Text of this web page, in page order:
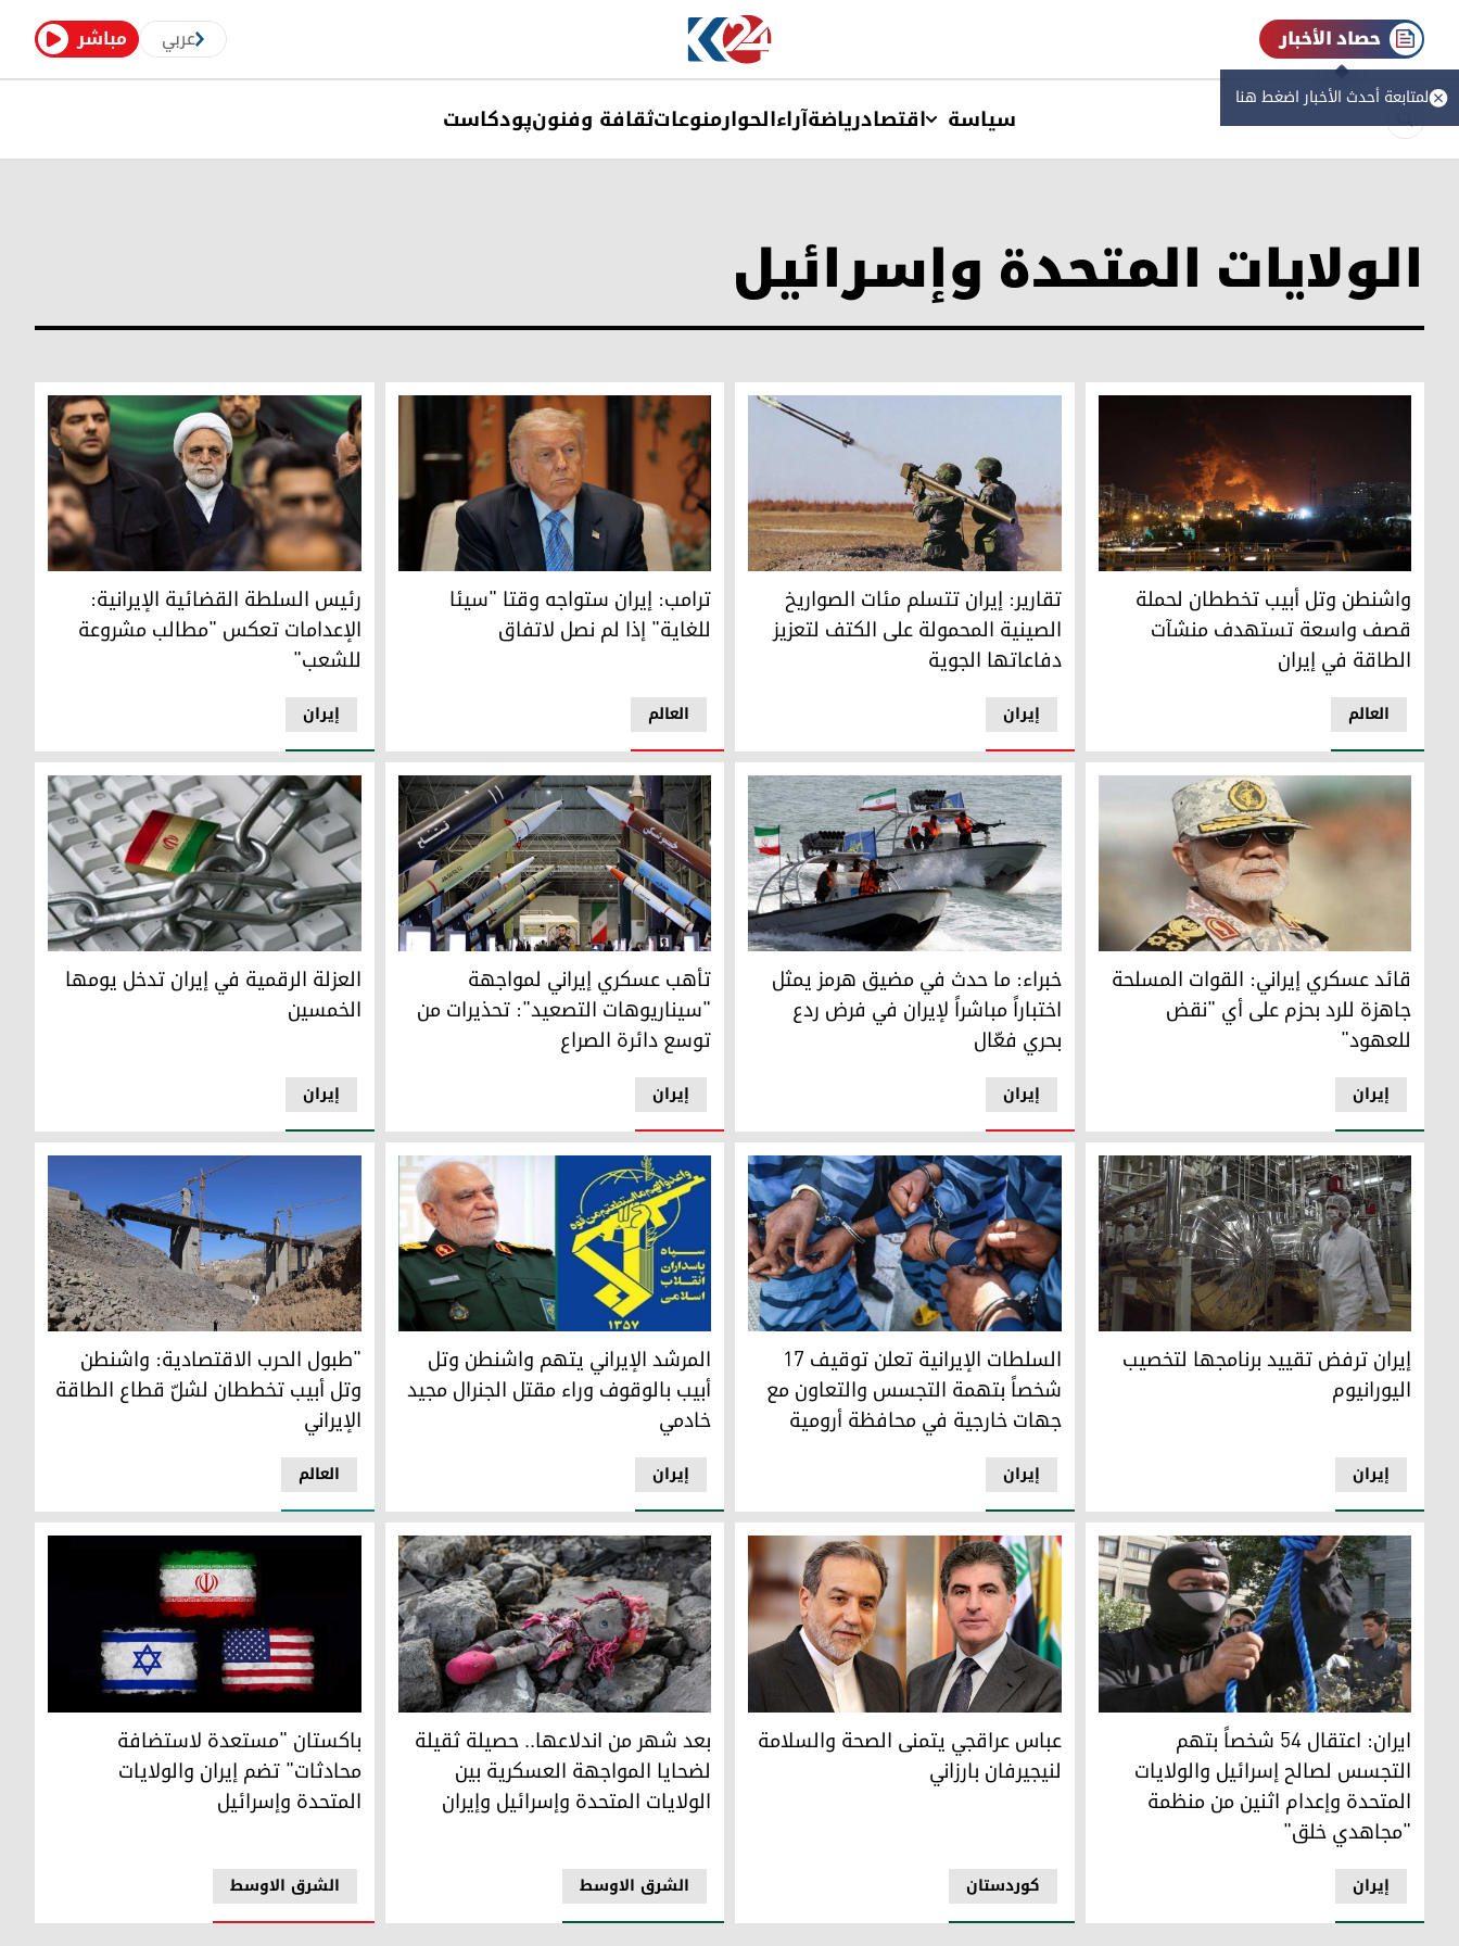
مباشر عربي حصاد الأخبار
لمتابعة أحدث الأخبار اضغط هنا
سیاسة اقتصادریاضةآراءالحوارمنوعاتثقافة وفنونپودکاست
الولايات المتحدة وإسرائيل
واشنطن وتل أبيب تخططان لحملة قصف واسعة تستهدف منشآت الطاقة في إيران
العالم
واشنطن وتل أبيب تخططان لحملة
قصف واسعة تستهدف منشآت
الطاقة في إيران
تقارير: إيران تتسلم مئات الصواريخ الصينية المحمولة على الكتف لتعزيز دفاعاتها الجوية
إيران
تقارير: إيران تتسلم مئات الصواريخ
الصينية المحمولة على الكتف لتعزيز
دفاعاتها الجوية
ترامب: إيران ستواجه وقتا "سيئا للغاية" إذا لم نصل لاتفاق
العالم
ترامب: إيران ستواجه وقتا "سيئا
للغاية" إذا لم نصل لاتفاق
محسني إيجئي، رئيس السلطة القضائية الإيرانية
إيران
رئيس السلطة القضائية الإيرانية:
الإعدامات تعكس "مطالب مشروعة
للشعب"
قائد مقر "خاتم الأنبياء" اللواء علي عبد اللهي
إيران
قائد عسكري إيراني: القوات المسلحة
جاهزة للرد بحزم على أي "نقض
للعهود"
خبراء: ما حدث في مضيق هرمز يمثل اختباراً مباشراً لإيران في فرض ردع بحري فعّال
إيران
خبراء: ما حدث في مضيق هرمز يمثل
اختباراً مباشراً لإيران في فرض ردع
بحري فعّال
تأهب عسكري إيراني لمواجهة "سيناريوهات التصعيد": تحذيرات من توسع دائرة الصراع
إيران
تأهب عسكري إيراني لمواجهة
"سيناريوهات التصعيد": تحذيرات من
توسع دائرة الصراع
العزلة الرقمية في إيران تدخل يومها الخمسين
إيران
العزلة الرقمية في إيران تدخل يومها
الخمسين
إيران ترفض تقييد برنامجها لتخصيب اليورانيوم
إيران
إيران ترفض تقييد برنامجها لتخصيب
اليورانيوم
السلطات الإيرانية تعلن توقيف 17 شخصاً بتهمة التجسس والتعاون مع جهات خارجية في محافظة أرومية
إيران
السلطات الإيرانية تعلن توقيف 17
شخصاً بتهمة التجسس والتعاون مع
جهات خارجية في محافظة أرومية
المرشد الإيراني يتهم واشنطن وتل أبيب بالوقوف وراء مقتل الجنرال مجيد خادمي
إيران
المرشد الإيراني يتهم واشنطن وتل
أبيب بالوقوف وراء مقتل الجنرال مجيد
خادمي
"طبول الحرب الاقتصادية: واشنطن وتل أبيب
العالم
"طبول الحرب الاقتصادية: واشنطن
وتل أبيب تخططان لشلّ قطاع الطاقة
الإيراني
ایران: اعتقال 54 شخصاً بتهم التجسس لصالح إسرائيل والولايات المتحدة وإعدام اثنين من منظمة "مجاهدي خلق"
إيران
ایران: اعتقال 54 شخصاً بتهم
التجسس لصالح إسرائيل والولايات
المتحدة وإعدام اثنين من منظمة
"مجاهدي خلق"
عباس عراقجي يتمنى الصحة والسلامة لنيجيرفان بارزاني
کوردستان
عباس عراقجي يتمنى الصحة والسلامة
لنيجيرفان بارزاني
بعد شهر من اندلاعها.. حصيلة ثقيلة لضحايا المواجهة العسكرية بين الولايات المتحدة وإسرائيل
الشرق الاوسط
بعد شهر من اندلاعها.. حصيلة ثقيلة
لضحايا المواجهة العسكرية بين
الولايات المتحدة وإسرائيل وإيران
باكستان "مستعدة لاستضافة محادثات" تضم إيران
الشرق الاوسط
باكستان "مستعدة لاستضافة
محادثات" تضم إيران والولايات
المتحدة وإسرائيل